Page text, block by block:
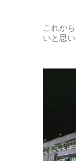
これか
いと思い